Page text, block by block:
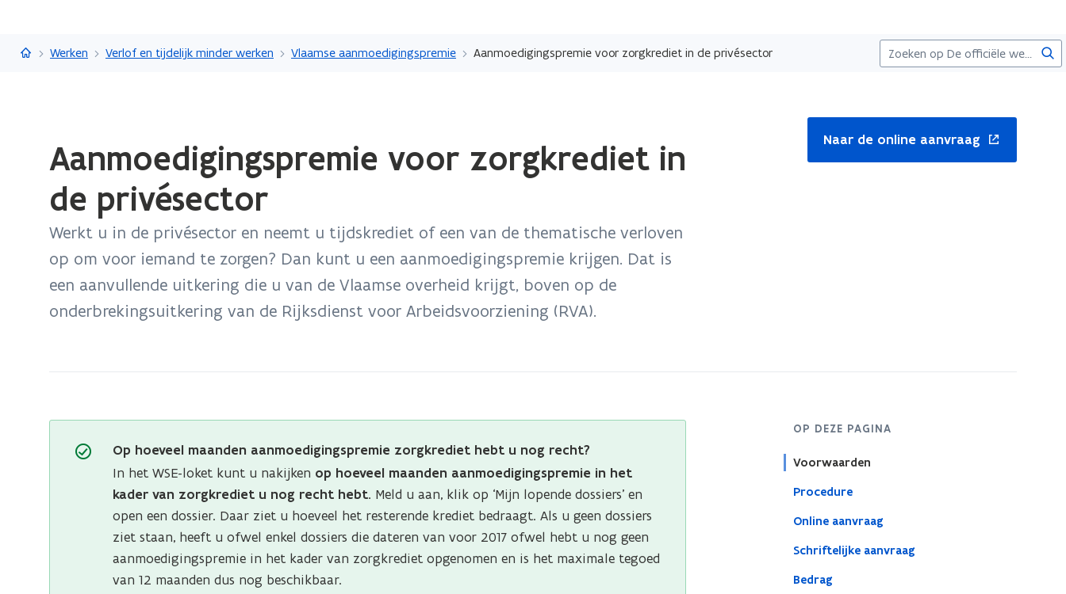
en
Vlaanderen.be
Werken Verlof en tijdelijk minder werken Vlaamse aanmoedigingspremie Aanmoedigingspremie voor zorgkrediet in de privésector
laden.
bevindt
zich
Aanmoedigingspremie
zorgkrediet
Aanmoedigingspremie voor zorgkrediet in
de privésector
Werkt u in de privésector en neemt u tijdskrediet of een van de thematische verloven
op om voor iemand te zorgen? Dan kunt u een aanmoedigingspremie krijgen. Dat is
een aanvullende uitkering die u van de Vlaamse overheid krijgt, boven op de
onderbrekingsuitkering van de Rijksdienst voor Arbeidsvoorziening (RVA).
Naar de online aanvraag
OP DEZE PAGINA
Voorwaarden
Procedure
Online aanvraag
Schriftelijke aanvraag
Bedrag
Op hoeveel maanden aanmoedigingspremie zorgkrediet hebt u nog recht?
In het WSE-loket kunt u nakijken op hoeveel maanden aanmoedigingspremie in het
kader van zorgkrediet u nog recht hebt. Meld u aan, klik op ‘Mijn lopende dossiers’ en
open een dossier. Daar ziet u hoeveel het resterende krediet bedraagt. Als u geen dossiers
ziet staan, heeft u ofwel enkel dossiers die dateren van voor 2017 ofwel hebt u nog geen
aanmoedigingspremie in het kader van zorgkrediet opgenomen en is het maximale tegoed
van 12 maanden dus nog beschikbaar.